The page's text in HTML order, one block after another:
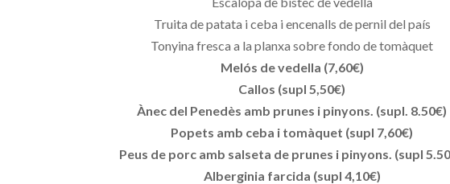
Truita de patata i ceba i encenalls de pernil del país
Tonyina fresca a la planxa sobre fondo de tomàquet
Melós de vedella (7,60€)
Callos (supl 5,50€)
Ànec del Penedès amb prunes i pinyons. (supl. 8.50€)
Popets amb ceba i tomàquet (supl 7,60€)
Peus de porc amb salseta de prunes i pinyons. (supl
Alberginia farcida (supl 4,10€)